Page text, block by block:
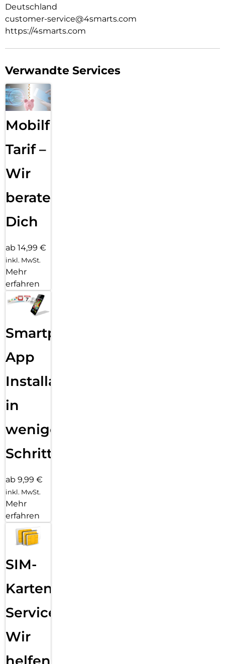
Deutschland
customer-service@4smarts.com
https://4smarts.com
Verwandte Services
Mobilfunk
Tarif –
Wir
beraten
Dich
ab 14,99 €
inkl. MwSt.
Mehr
erfahren
Smartphone
App
Installation
in
wenigen
Schritten
ab 9,99 €
inkl. MwSt.
Mehr
erfahren
SIM-
Karten
Service:
Wir